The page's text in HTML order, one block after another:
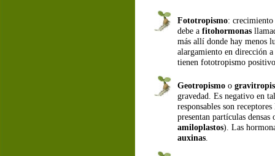
Fototropismo: crecimiento
debe a fitohormonas
más allí donde hay menos
alargamiento en dirección
tienen fototropismo
Geotropismo o
gravedad. Es negativo en
responsables son
presentan partículas densas
amiloplastos). Las
auxinas.